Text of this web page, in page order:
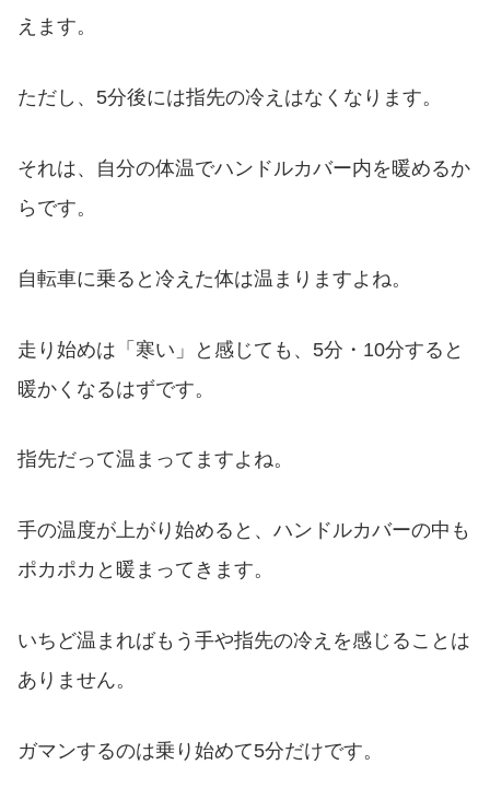
えます。
ただし、5分後には指先の冷えはなくなります。
それは、自分の体温でハンドルカバー内を暖めるか
らです。
自転車に乗ると冷えた体は温まりますよね。
走り始めは「寒い」と感じても、5分・10分すると
暖かくなるはずです。
指先だって温まってますよね。
手の温度が上がり始めると、ハンドルカバーの中も
ポカポカと暖まってきます。
いちど温まればもう手や指先の冷えを感じることは
ありません。
ガマンするのは乗り始めて5分だけです。